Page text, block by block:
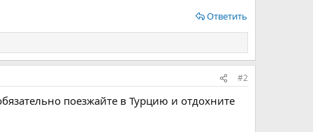
Ответить
#2
поезжайте в Турцию и отдохните